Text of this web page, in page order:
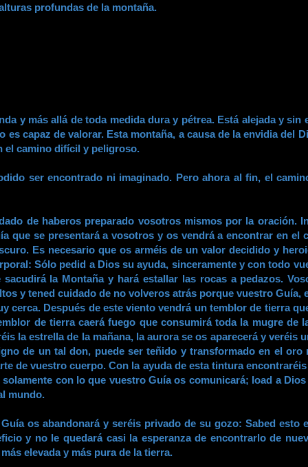
profundas de la montaña.
y más allá de toda medida dura y pétrea. Está alejada y sin
capaz de valorar. Esta montaña, a causa de la envidia del
el camino difícil y peligroso.
ser encontrado ni imaginado. Pero ahora al fin, el
de haberos preparado vosotros mismos por la oración.
que se presentará a vosotros y os vendrá a encontrar en el
Es necesario que os arméis de un valor decidido y
Sólo pedid a Dios su ayuda, sinceramente y con todo
la Montaña y hará estallar las rocas a pedazos.
y tened cuidado de no volveros atrás porque vuestro Guía,
cerca. Después de este viento vendrá un temblor de tierra
de tierra caerá fuego que consumirá toda la mugre de
la estrella de la mañana, la aurora se os aparecerá y veréis
de un tal don, puede ser teñido y transformado en el oro
de vuestro cuerpo. Con la ayuda de esta tintura
con lo que vuestro Guía os comunicará; load a
mundo.
os abandonará y seréis privado de su gozo: Sabed esto
y no le quedará casi la esperanza de encontrarlo de
elevada y más pura de la tierra.